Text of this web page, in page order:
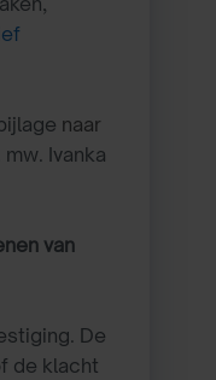
naar
mw. Ivanka
van
De
de klacht